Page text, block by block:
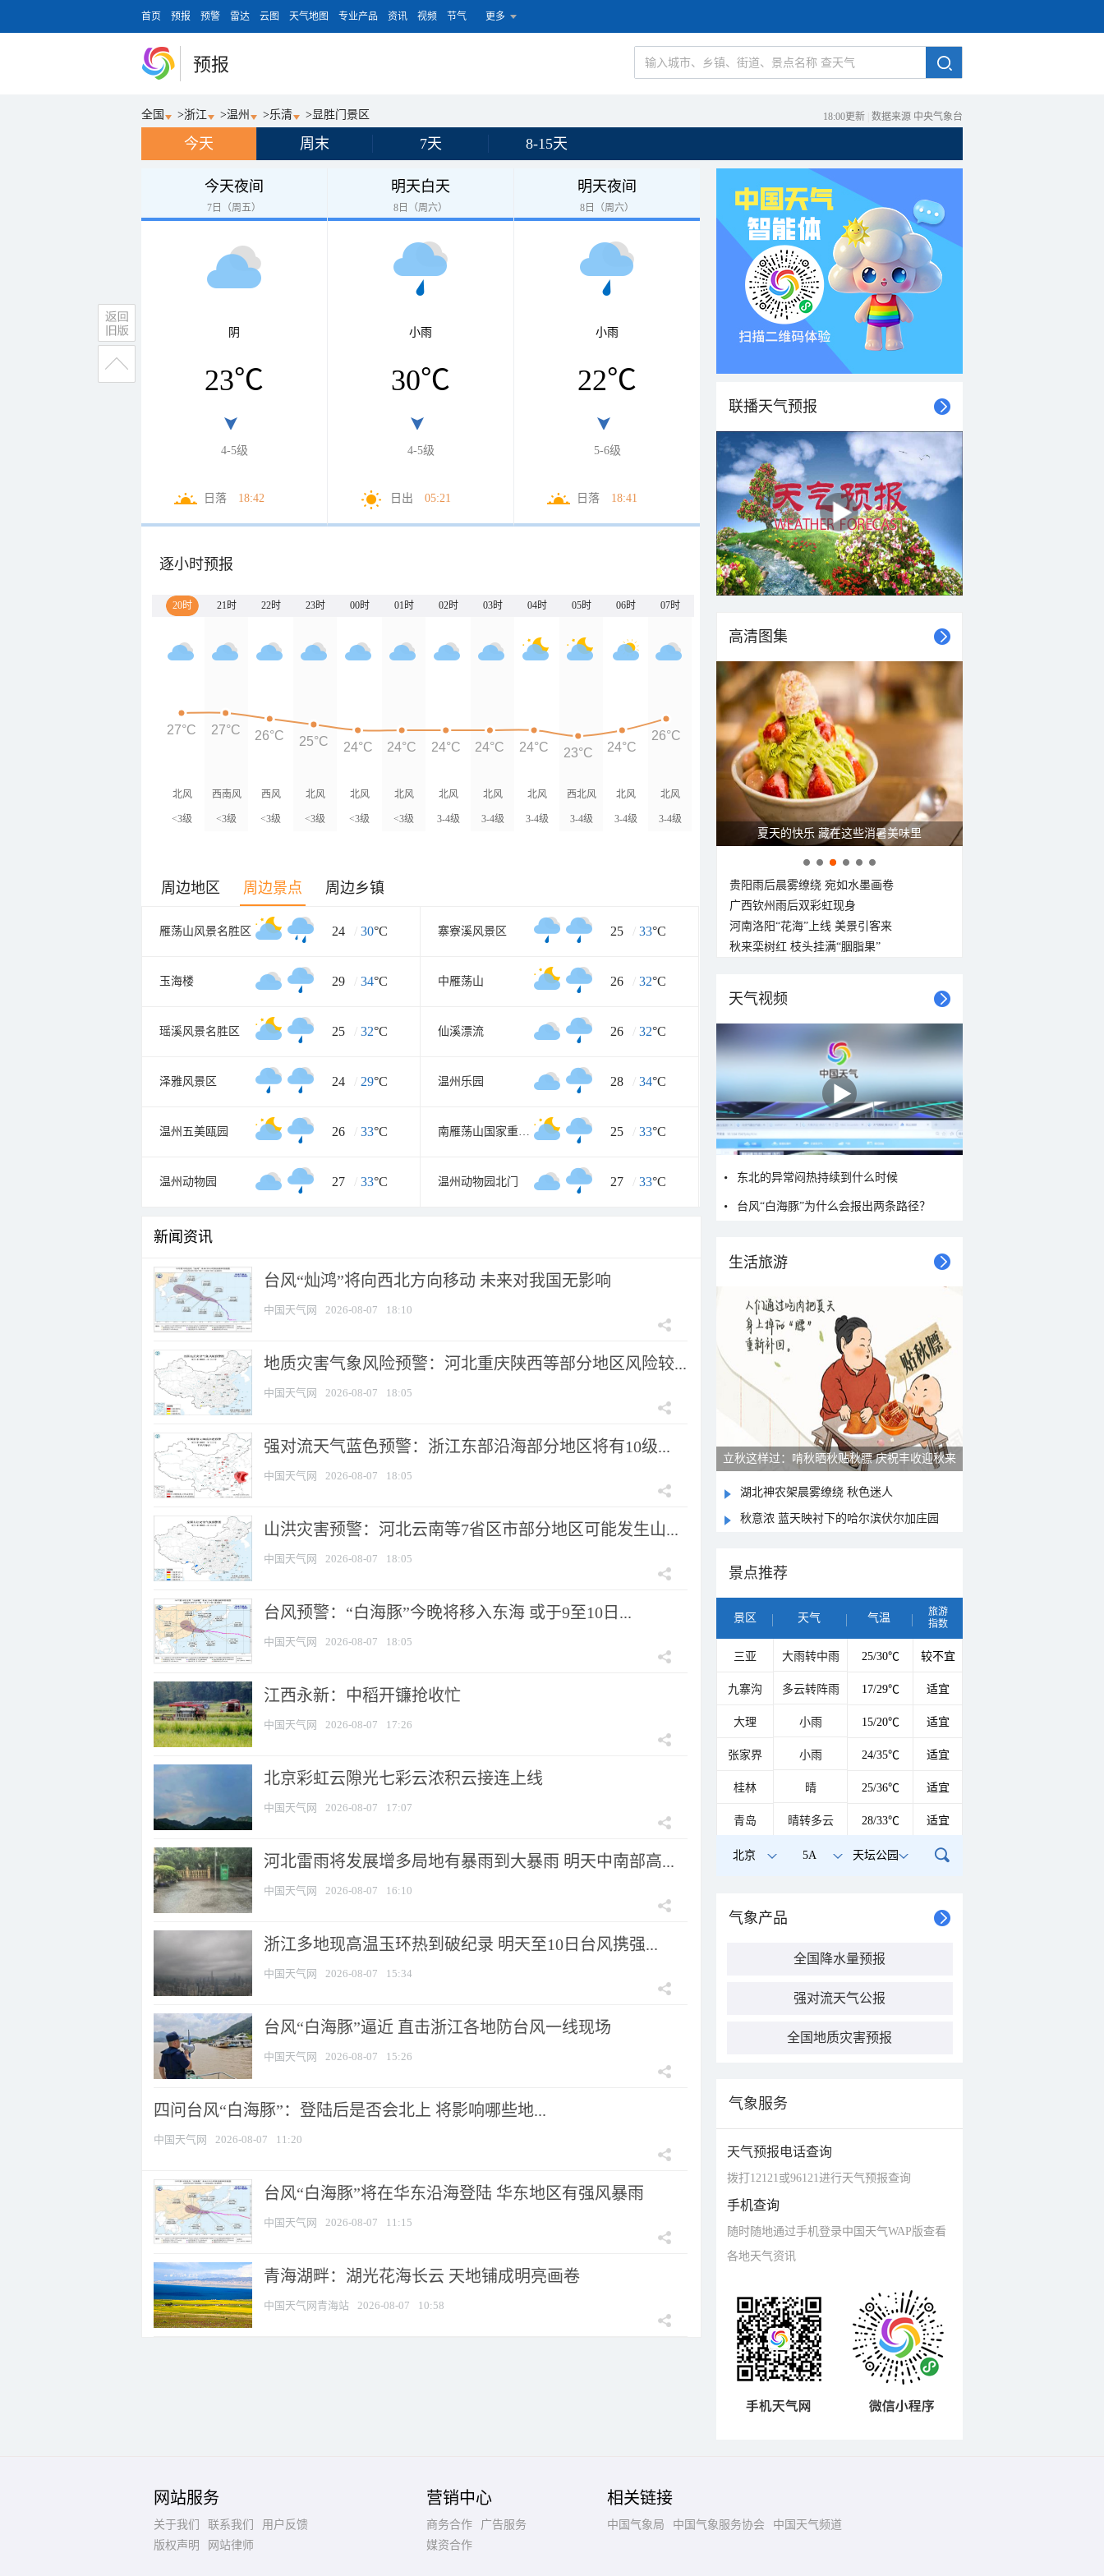
首页 预报 预警 雷达 云图 天气地图 专业产品 资讯 视频 节气 更多
预报
全国 >浙江 >温州 >乐清 > 显胜门景区 18:00更新 数据来源 中央气象台
今天 周末 7天 8-15天
今天夜间
7日（周五）
阴
23℃
4-5级
日落 18:42
明天白天
8日（周六）
小雨
30℃
4-5级
日出 05:21
明天夜间
8日（周六）
小雨
22℃
5-6级
日落 18:41
逐小时预报
20时 21时 22时 23时 00时 01时 02时 03时 04时 05时 06时 07时
北风
<3级
西南风
<3级
西风
<3级
北风
<3级
北风
<3级
北风
<3级
北风
3-4级
北风
3-4级
北风
3-4级
西北风
3-4级
北风
3-4级
北风
3-4级
27°C 27°C 26°C 25°C 24°C 24°C 24°C 24°C 24°C 23°C 24°C
26°C
周边地区 周边景点 周边乡镇
雁荡山风景名胜区 24 / 30°C 寨寮溪风景区 25 / 33°C
玉海楼 29 / 34°C 中雁荡山 26 / 32°C
瑶溪风景名胜区 25 / 32°C 仙溪漂流 26 / 32°C
泽雅风景区 24 / 29°C 温州乐园 28 / 34°C
温州五美瓯园 26 / 33°C 南雁荡山国家重点风景名胜区 25 / 33°C
温州动物园 27 / 33°C 温州动物园北门 27 / 33°C
新闻资讯
台风“灿鸿”将向西北方向移动 未来对我国无影响
中国天气网 2026-08-07 18:10
地质灾害气象风险预警：河北重庆陕西等部分地区风险较...
中国天气网 2026-08-07 18:05
强对流天气蓝色预警：浙江东部沿海部分地区将有10级...
中国天气网 2026-08-07 18:05
山洪灾害预警：河北云南等7省区市部分地区可能发生山...
中国天气网 2026-08-07 18:05
台风预警：“白海豚”今晚将移入东海 或于9至10日...
中国天气网 2026-08-07 18:05
江西永新：中稻开镰抢收忙
中国天气网 2026-08-07 17:26
北京彩虹云隙光七彩云浓积云接连上线
中国天气网 2026-08-07 17:07
河北雷雨将发展增多局地有暴雨到大暴雨 明天中南部高...
中国天气网 2026-08-07 16:10
浙江多地现高温玉环热到破纪录 明天至10日台风携强...
中国天气网 2026-08-07 15:34
台风“白海豚”逼近 直击浙江各地防台风一线现场
中国天气网 2026-08-07 15:26
四问台风“白海豚”：登陆后是否会北上 将影响哪些地...
中国天气网 2026-08-07 11:20
台风“白海豚”将在华东沿海登陆 华东地区有强风暴雨
中国天气网 2026-08-07 11:15
青海湖畔：湖光花海长云 天地铺成明亮画卷
中国天气网青海站 2026-08-07 10:58
联播天气预报
高清图集
夏天的快乐 藏在这些消暑美味里
贵阳雨后晨雾缭绕 宛如水墨画卷
广西钦州雨后双彩虹现身
河南洛阳“花海”上线 美景引客来
秋来栾树红 枝头挂满“胭脂果”
天气视频
东北的异常闷热持续到什么时候
台风“白海豚”为什么会报出两条路径？
生活旅游
立秋这样过：啃秋晒秋贴秋膘 庆祝丰收迎秋来
湖北神农架晨雾缭绕 秋色迷人
秋意浓 蓝天映衬下的哈尔滨伏尔加庄园
景点推荐
景区 天气 气温
旅游
指数
三亚 大雨转中雨 25/30℃ 较不宜
九寨沟 多云转阵雨 17/29℃ 适宜
大理 小雨 15/20℃ 适宜
张家界 小雨 24/35℃ 适宜
桂林 晴 25/36℃ 适宜
青岛 晴转多云 28/33℃ 适宜
北京 5A 天坛公园
气象产品
全国降水量预报
强对流天气公报
全国地质灾害预报
气象服务
天气预报电话查询
拨打12121或96121进行天气预报查询
手机查询
随时随地通过手机登录中国天气WAP版查看
各地天气资讯
网站服务
关于我们 联系我们
用户反馈
版权声明
网站律师
营销中心
商务合作
广告服务
媒资合作
相关链接
中国气象局 中国气象服务协会 中国天气频道